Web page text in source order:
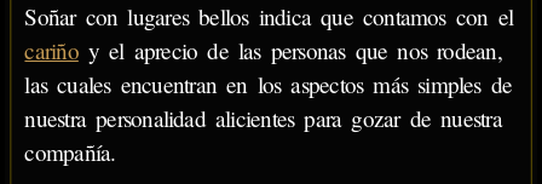
Soñar con lugares bellos indica que contamos con el
cariñoy el aprecio de las personas que nos rodean,
las cuales encuentran en los aspectos más simples de
nuestra personalidad alicientes para gozar de nuestra
compañía.